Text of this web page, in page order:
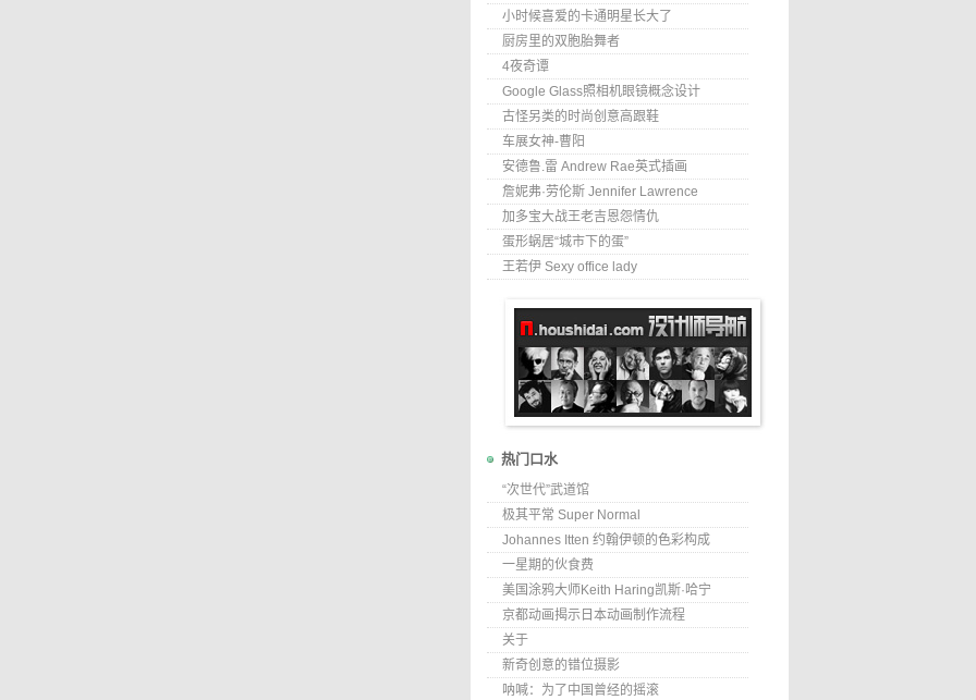
小时候喜爱的卡通明星长大了
厨房里的双胞胎舞者
4夜奇谭
Google Glass照相机眼镜概念设计
古怪另类的时尚创意高跟鞋
车展女神-曹阳
安德鲁.雷 Andrew Rae英式插画
詹妮弗·劳伦斯 Jennifer Lawrence
加多宝大战王老吉恩怨情仇
蛋形蜗居“城市下的蛋”
王若伊 Sexy office lady
热门口水
“次世代”武道馆
极其平常 Super Normal
Johannes Itten 约翰伊顿的色彩构成
一星期的伙食费
美国涂鸦大师Keith Haring凯斯·哈宁
京都动画揭示日本动画制作流程
关于
新奇创意的错位摄影
呐喊：为了中国曾经的摇滚